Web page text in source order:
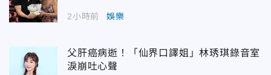
2小時前 娛樂
父肝癌病逝！「仙界口譯姐」林琇琪錄音室
淚崩吐心聲